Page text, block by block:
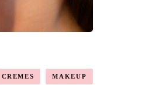
CREMES MAKEUP